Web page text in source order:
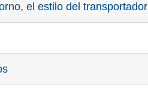
el estilo del transportador